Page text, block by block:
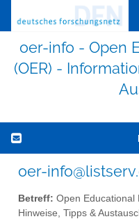
oer-info - Open
(OER) -
oer-
Betreff: Open Educational
Hinweise, Tipps &